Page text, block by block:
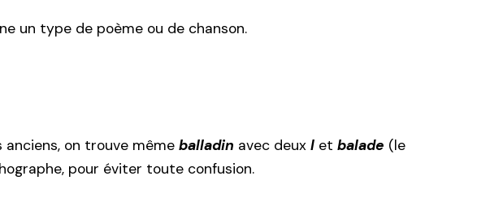
un type de poème ou de chanson.
on trouve même balladin avec deux l et balade (le
pour éviter toute confusion.